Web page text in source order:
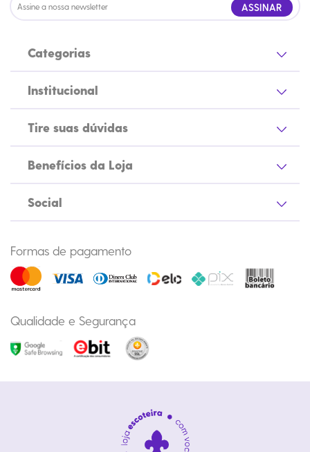
ASSINAR
Categorias
Institucional
Tire suas dúvidas
Benefícios da Loja
Social
Formas de pagamento
Qualidade e Segurança